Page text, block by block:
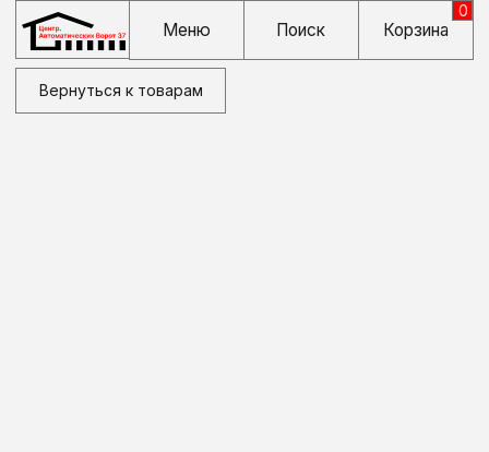
Корзина
Вернуться к товарам